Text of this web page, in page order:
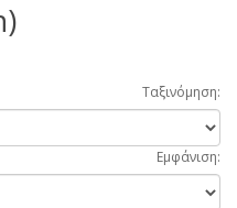
Ταξινόμηση:
Εμφάνιση: